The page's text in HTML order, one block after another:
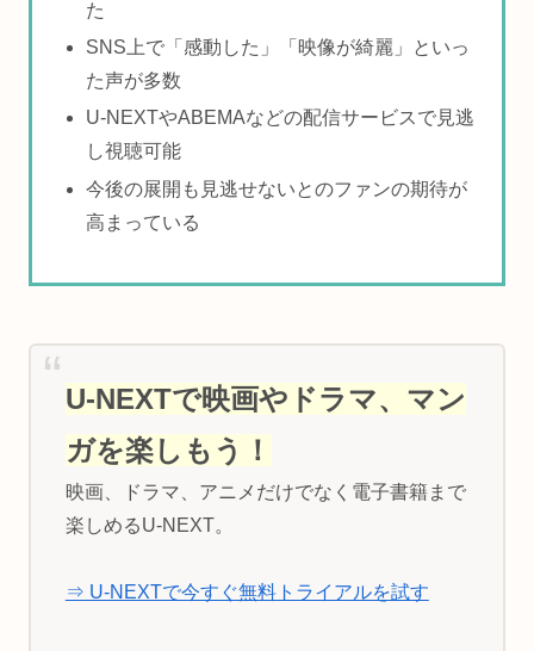
た
SNS上で「感動した」「映像が綺麗」といっ
た声が多数
U-NEXTやABEMAなどの配信サービスで見逃
し視聴可能
今後の展開も見逃せないとのファンの期待が
高まっている
U-NEXTで映画やドラマ、マン
ガを楽しもう！
映画、ドラマ、アニメだけでなく電子書籍まで
楽しめるU-NEXT。
⇒ U-NEXTで今すぐ無料トライアルを試す